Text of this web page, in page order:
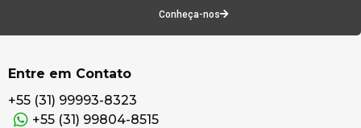
Conheça-nos
Entre em Contato
+55 (31) 99993-8323
+55 (31) 99804-8515